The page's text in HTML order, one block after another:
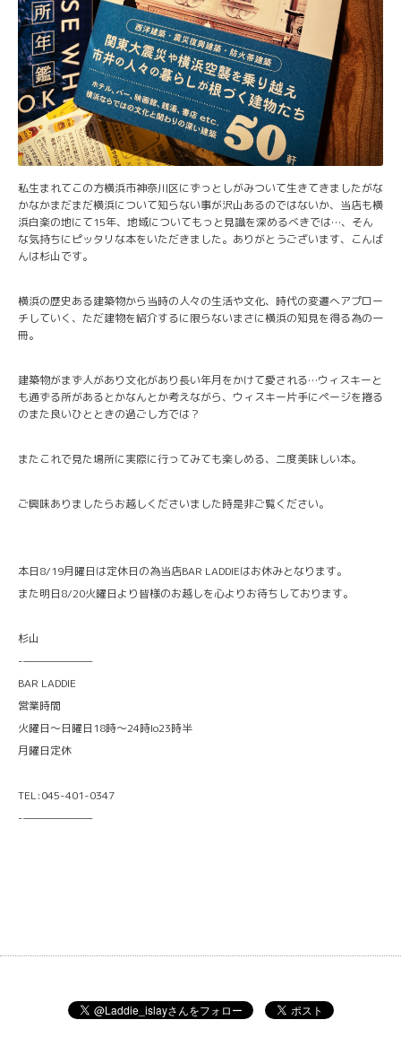
私生まれてこの方横浜市神奈川区にずっとしがみついて生きてきましたがな
かなかまだまだ横浜について知らない事が沢山あるのではないか、当店も横
浜白楽の地にて15年、地域についてもっと見識を深めるべきでは…、そん
な気持ちにピッタリな本をいただきました。ありがとうございます、こんば
んは杉山です。
横浜の歴史ある建築物から当時の人々の生活や文化、時代の変遷へアプロー
チしていく、ただ建物を紹介するに限らないまさに横浜の知見を得る為の一
冊。
建築物がまず人があり文化があり長い年月をかけて愛される…ウィスキーと
も通ずる所があるとかなんとか考えながら、ウィスキー片手にページを捲る
のまた良いひとときの過ごし方では？
またこれで見た場所に実際に行ってみても楽しめる、二度美味しい本。
ご興味ありましたらお越しくださいました時是非ご覧ください。
本日8/19月曜日は定休日の為当店BAR LADDIEはお休みとなります。
また明日8/20火曜日より皆様のお越しを心よりお待ちしております。
杉山
-———————
BAR LADDIE
営業時間
火曜日〜日曜日18時〜24時lo23時半
月曜日定休
TEL:045-401-0347
-———————